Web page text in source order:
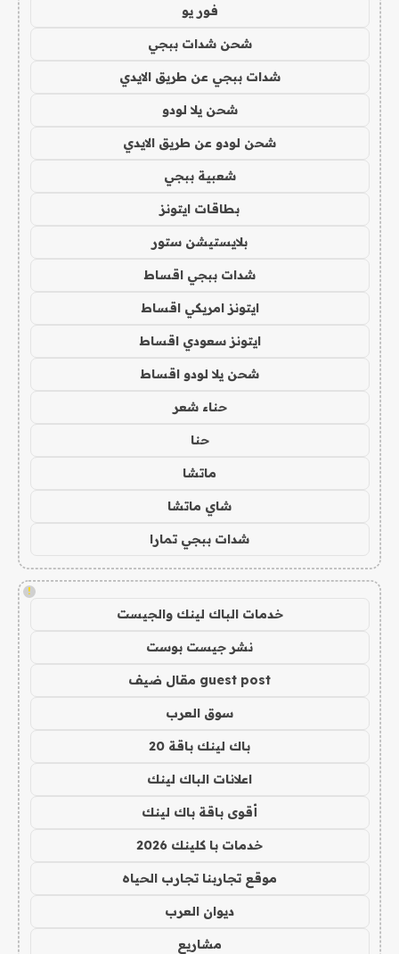
فور يو
شحن شدات ببجي
شدات ببجي عن طريق الايدي
شحن يلا لودو
شحن لودو عن طريق الايدي
شعبية ببجي
بطاقات ايتونز
بلايستيشن ستور
شدات ببجي اقساط
ايتونز امريكي اقساط
ايتونز سعودي اقساط
شحن يلا لودو اقساط
حناء شعر
حنا
ماتشا
شاي ماتشا
شدات ببجي تمارا
!
خدمات الباك لينك والجيست
نشر جيست بوست
guest post مقال ضيف
سوق العرب
باك لينك باقة 20
اعلانات الباك لينك
أقوى باقة باك لينك
خدمات با كلينك 2026
موقع تجاربنا تجارب الحياه
ديوان العرب
مشاريع